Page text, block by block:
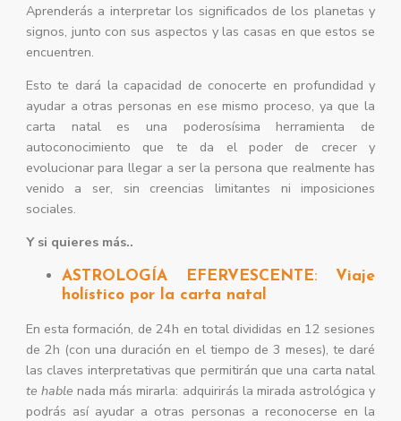
Aprenderás a interpretar los significados de los planetas y
signos, junto con sus aspectos y las casas en que estos se
encuentren.
Esto te dará la capacidad de conocerte en profundidad y
ayudar a otras personas en ese mismo proceso, ya que la
carta natal es una poderosísima herramienta de
autoconocimiento que te da el poder de crecer y
evolucionar para llegar a ser la persona que realmente has
venido a ser, sin creencias limitantes ni imposiciones
sociales.
Y si quieres más..
ASTROLOGÍA EFERVESCENTE: Viaje
holístico por la carta natal
En esta formación, de 24h en total divididas en 12 sesiones
de 2h (con una duración en el tiempo de 3 meses), te daré
las claves interpretativas que permitirán que una carta natal
te hablenada más mirarla: adquirirás la mirada astrológica y
podrás así ayudar a otras personas a reconocerse en la